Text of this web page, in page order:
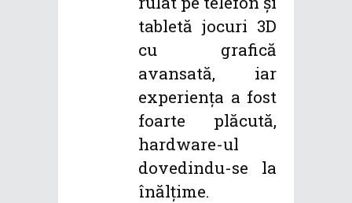
tabletă jocuri 3D
cu grafică
avansată, iar
experiența a fost
foarte plăcută,
hardware-ul
dovedindu-se la
înălțime.